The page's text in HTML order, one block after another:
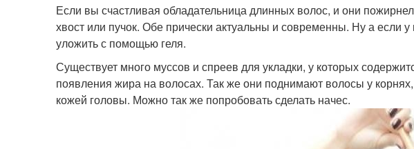
Если вы счастливая обладательница длинных волос, и они
хвост или пучок. Обе прически актуальны и современны. Ну а если
уложить с помощью геля.
Существует много муссов и спреев для укладки, у которых
появления жира на волосах. Так же они поднимают волосы у
кожей головы. Можно так же попробовать сделать начес.